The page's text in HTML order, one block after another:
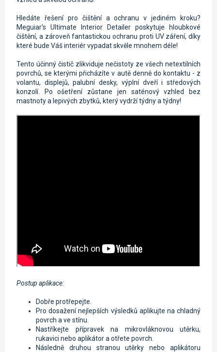
Hledáte řešení pro čištění a ochranu v jediném kroku?
Meguiar's Ultimate Interior Detailer poskytuje hloubkové
čištění, a zároveň fantastickou ochranu proti UV záření, díky
které bude Váš interiér vypadat skvěle mnohem déle!
Tento účinný čistič zlikviduje nečistoty ze všech netextilních
povrchů, se kterými přicházíte v autě denně do kontaktu - z
volantu, displejů, palubní desky, výplní dveří i středových
konzolí. Po ošetření zůstane jen saténový vzhled bez
mastnoty a lepivých zbytků, který vydrží týdny a týdny!
Postup aplikace:
Dobře protřepejte.
Pro dosažení nejlepších výsledků aplikujte na chladný
povrch a ve stínu.
Nastříkejte přípravek na mikrovláknovou utěrku,
rukavici nebo aplikátor a otřete povrch.
Následně druhou stranou utěrky nebo aplikátoru